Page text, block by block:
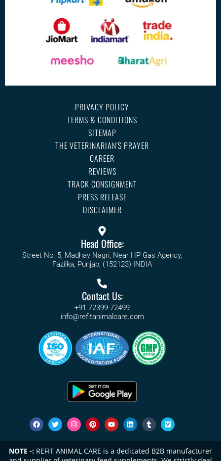
PRIVACY POLICY
TERMS & CONDITIONS
SITEMAP
THE VETERINARIAN’S PRAYER
CAREER
REVIEWS
TRACK CONSIGNMENT
PRESS RELEASE
DISCLAIMER
Head Office:
Street No. 5, Madhav Nagri, Near HP Gas Agency,
Fazilka, Punjab, (152123) INDIA
Contact Us:
+91 72399-72499
info@refitanimalcare.com
NOTE -: REFIT ANIMAL CARE is a dedicated B2B manufacturer